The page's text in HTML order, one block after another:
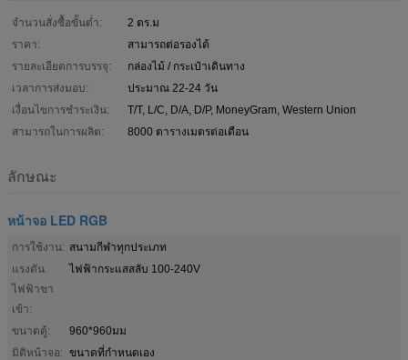
จำนวนสั่งซื้อขั้นต่ำ:
2 ตร.ม
ราคา:
สามารถต่อรองได้
รายละเอียดการบรรจุ:
กล่องไม้ / กระเป๋าเดินทาง
เวลาการส่งมอบ:
ประมาณ 22-24 วัน
เงื่อนไขการชำระเงิน:
T/T, L/C, D/A, D/P, MoneyGram, Western Union
สามารถในการผลิต:
8000 ตารางเมตรต่อเดือน
ลักษณะ
หน้าจอ LED RGB
การใช้งาน: สนามกีฬาทุกประเภท
แรงดัน
ไฟฟ้าขา
เข้า:
ไฟฟ้ากระแสสลับ 100-240V
ขนาดตู้:
960*960มม
มิติหน้าจอ: ขนาดที่กำหนดเอง